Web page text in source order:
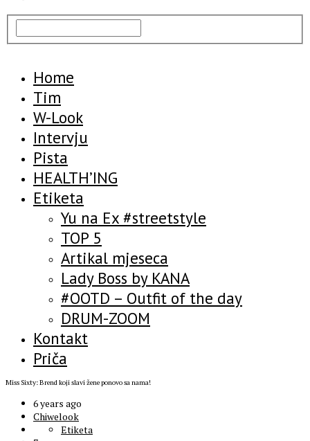
Home
Tim
W-Look
Intervju
Pista
HEALTH’ING
Etiketa
Yu na Ex #streetstyle
TOP 5
Artikal mjeseca
Lady Boss by KANA
#OOTD – Outfit of the day
DRUM-ZOOM
Kontakt
Priča
Miss Sixty: Brend koji slavi žene ponovo sa nama!
6 years ago
Chiwelook
Etiketa